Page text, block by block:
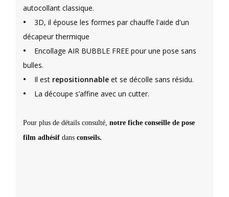
autocollant classique.
• 3D, il épouse les formes par chauffe l'aide d'un
décapeur thermique
•
Encollage AIR BUBBLE FREE pour une pose sans
bulles.
• Il est repositionnable et se décolle sans résidu.
• La découpe s’affine avec un cutter.
Pour plus de détails consulté, notre fiche conseille de pose
film adhésif dans conseils.